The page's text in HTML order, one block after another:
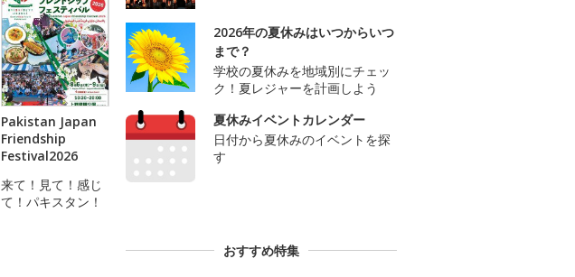
Pakistan Japan
Friendship
Festival2026
来て！見て！感じ
て！パキスタン！
2026年の夏休みはいつからいつ
まで？
学校の夏休みを地域別にチェッ
ク！夏レジャーを計画しよう
夏休みイベントカレンダー
日付から夏休みのイベントを探
す
おすすめ特集